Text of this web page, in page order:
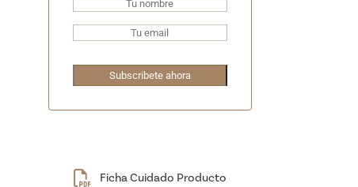
Ficha Cuidado Producto